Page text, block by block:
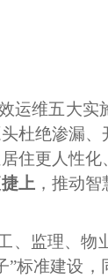
运维五大
头杜绝渗漏
住更人性
上 ，推动
、监理、物
标准建设